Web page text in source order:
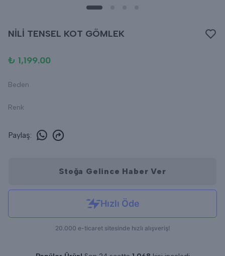
NİLİ TENSEL KOT GÖMLEK
₺ 1,199.00
Beden
Renk
Paylaş:
Stoğa Gelince Haber Ver